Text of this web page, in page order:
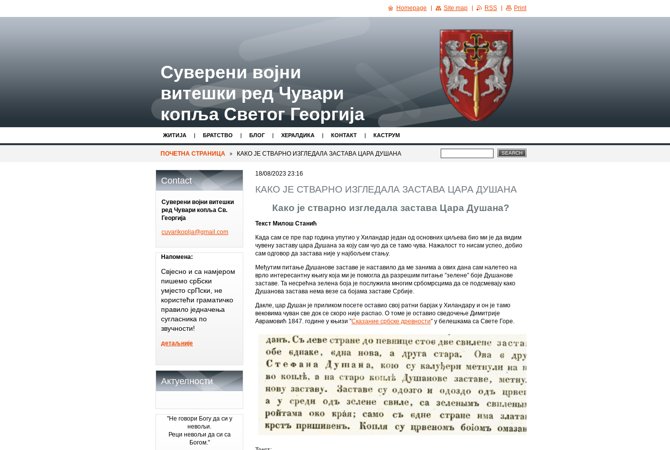
Суверени војни
витешки ред Чувари
копља Светог Георгија
ЖИТИЈA БРАТСТВО БЛОГ ХЕРАЛДИКА КОНТАКТ КАСТРУМ
ПОЧЕТНА СТРАНИЦА КАКО ЈЕ СТВАРНО ИЗГЛЕДАЛА ЗАСТАВА ЦАРА ДУШАНА
18/08/2023 23:16
КАКО ЈЕ СТВАРНО ИЗГЛЕДАЛА ЗАСТАВА ЦАРА ДУШАНА
Како је стварно изгледала застава Цара Душана?
Текст Милош Станић
Када сам се пре пар година упутио у Хиландар један од основних циљева био ми је да видим
чувену заставу цара Душана за коју сам чуо да се тамо чува. Нажалост то нисам успео, добио
сам одговор да застава није у најбољем стању.
Међутим питање Душанове заставе је наставило да ме занима а ових дана сам налетео на
врло интересантну књигу која ми је помогла да разрешим питање ”зелене” боје Душанове
заставе. Та несрећна зелена боја је послужила многим србомрсцима да се подсмевају како
Душанова застава нема везе са бојама заставе Србије.
Дакле, цар Душан је приликом посете оставио свој ратни барјак у Хиландару и он је тамо
вековима чуван све док се скоро није распао. О томе је оставио сведочење Димитрије
Аврамовић 1847. године у књизи ”Сказание србске древности” у белешкама са Свете Горе.
Contact
Суверени војни витешки
ред Чувари копља Св.
Георгија
cuvarikoplja@gmail.com
Напомена:
Свјесно и са намјером
пишемо срБски
умјесто срПски, не
користећи граматичко
правило једначења
сугласника по
звучности!
детаљније
Актуелности
"Не говори Богу да си у
невољи.
Реци невољи да си са
Богом."
Homepage Site map RSS Print